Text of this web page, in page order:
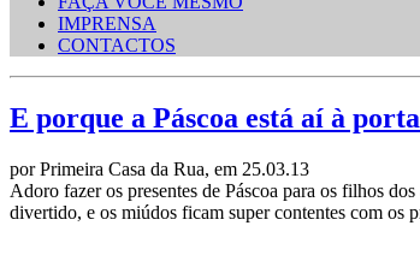
IMPRENSA
CONTACTOS
E porque a Páscoa está aí à
por Primeira Casa da Rua, em 25.03.13
Adoro fazer os presentes de Páscoa para os filhos
divertido, e os miúdos ficam super contentes com os